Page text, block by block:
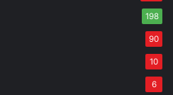
198
90
10
6